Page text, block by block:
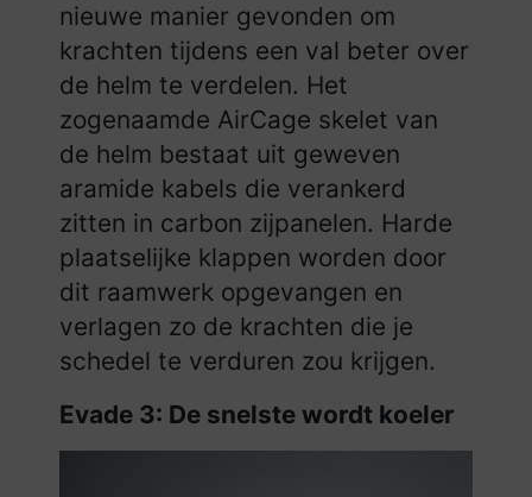
nieuwe manier gevonden om
krachten tijdens een val beter over
de helm te verdelen. Het
zogenaamde AirCage skelet van
de helm bestaat uit geweven
aramide kabels die verankerd
zitten in carbon zijpanelen. Harde
plaatselijke klappen worden door
dit raamwerk opgevangen en
verlagen zo de krachten die je
schedel te verduren zou krijgen.
Evade 3: De snelste wordt koeler